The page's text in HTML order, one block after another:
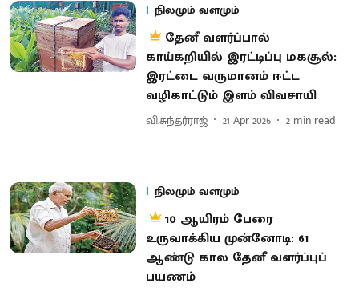
நிலமும் வளமும்
தேனீ வளர்ப்பால்
காய்கறியில் இரட்டிப்பு மகசூல்:
இரட்டை வருமானம் ஈட்ட
வழிகாட்டும் இளம் விவசாயி
வி.சுந்தர்ராஜ் 21 Apr 2026 2 min read
நிலமும் வளமும்
10 ஆயிரம் பேரை
உருவாக்கிய முன்னோடி: 61
ஆண்டு​ கால தேனீ வளர்ப்புப்
பயணம்